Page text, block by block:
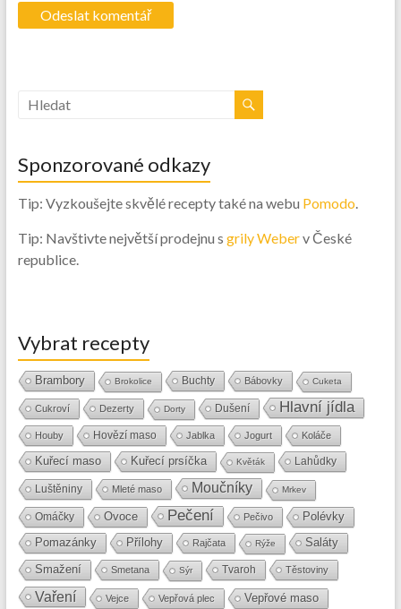
Sponzorované odkazy
Tip: Vyzkoušejte skvělé recepty také na webu Pomodo.
Tip: Navštivte největší prodejnu s grily Weberv České
republice.
Vybrat recepty
Brambory Brokolice Buchty Bábovky Cuketa
Cukroví Dezerty Dorty Dušení Hlavní jídla
Houby Hovězí maso Jablka Jogurt Koláče
Kuřecí maso Kuřecí prsíčka Květák Lahůdky
Luštěniny Mleté maso Moučníky Mrkev
Omáčky Ovoce Pečení Pečivo Polévky
Pomazánky Přílohy Rajčata Rýže
Saláty
Smažení
Smetana Sýr Tvaroh Těstoviny
Vaření Vejce Vepřová plec
Vepřové maso